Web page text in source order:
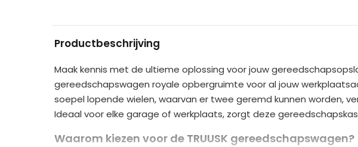
Productbeschrijving
Maak kennis met de ultieme oplossing voor jouw
gereedschapswagen royale opbergruimte voor al jouw
soepel lopende wielen, waarvan er twee geremd kunnen worden,
Ideaal voor elke garage of werkplaats, zorgt deze
Waarom kiezen voor de TRUUSK gereedschapswagen?